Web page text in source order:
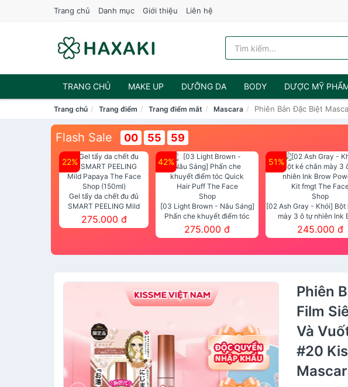
Trang chủ Danh mục Giới thiệu Liên hệ
TRANG CHỦ MAKE UP DƯỠNG DA BODY DƯỢC MỸ
NƯỚC HOA
Trang chủ Trang điểm Trang điểm mắt Mascara Phiên Bản Đặc Biệt
Flash Sale 00 55 58
22%
Gel tẩy da chết đu đủ
SMART PEELING Mild
Papaya The Face Shop
(150ml)
275.000 đ
42%
[03 Light Brown - Nâu Sáng]
Phấn che khuyết điểm tóc
Quick Hair Puff The Face Shop
275.000 đ
51%
[02 Ash Gray - Khói] Bột
mày 3 ô tự nhiên Ink
Powder Kit fmgt The
245.000 đ
Phiên
Film
Và
#20